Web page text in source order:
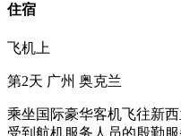
住宿
飞机上
第2天 广州 奥克兰
乘坐国际豪华客机飞往新
受到航机服务人员的殷勤服